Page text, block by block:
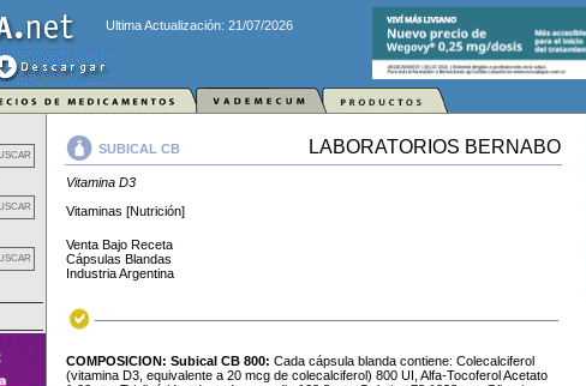
Ultima Actualización: 21/07/2026
SUBICAL CB LABORATORIOS BERNABO
Vitamina D3
Vitaminas [Nutrición]
Venta Bajo Receta
Cápsulas Blandas
Industria Argentina
COMPOSICION: Subical CB 800: Cada cápsula blanda contiene: Colecalciferol
(vitamina D3, equivalente a 20 mcg de colecalciferol) 800 UI, Alfa-Tocoferol Acetato